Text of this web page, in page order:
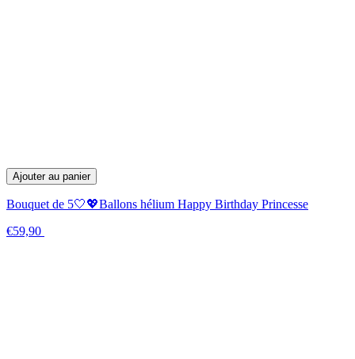
Ajouter au panier
Bouquet de 5🤍💖Ballons hélium Happy Birthday Princesse
€59,90